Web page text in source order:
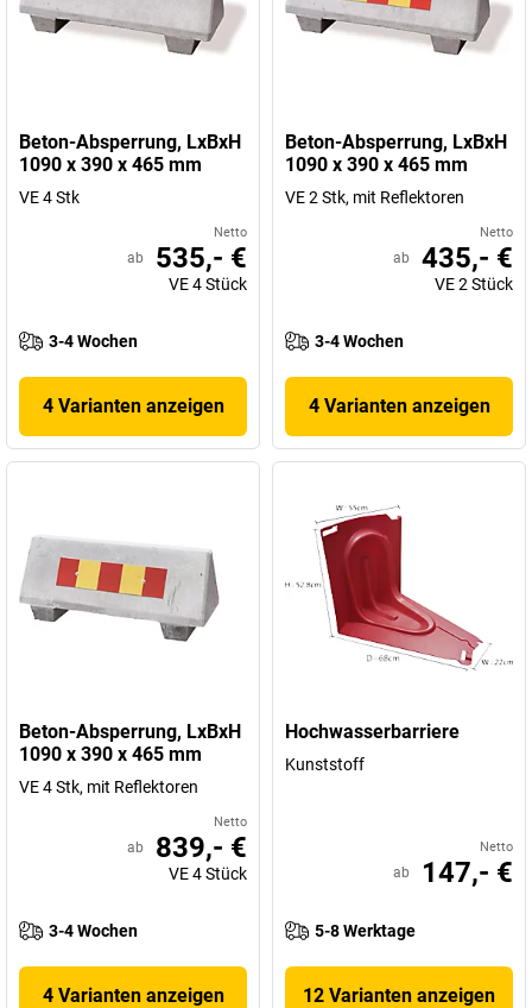
Beton-Absperrung, LxBxH
1090 x 390 x 465 mm
VE 4 Stk
Netto
ab 535,- €
VE4Stück
3-4 Wochen
4 Varianten anzeigen
Beton-Absperrung, LxBxH
1090 x 390 x 465 mm
VE 2 Stk, mit Reflektoren
Netto
ab 435,- €
VE2 Stück
3-4 Wochen
4 Varianten anzeigen
Beton-Absperrung, LxBxH
1090 x 390 x 465 mm
VE 4 Stk, mit Reflektoren
Netto
ab 839,- €
VE4Stück
3-4 Wochen
4 Varianten anzeigen
Hochwasserbarriere
Kunststoff
Netto
ab 147,- €
5-8 Werktage
12 Varianten anzeigen